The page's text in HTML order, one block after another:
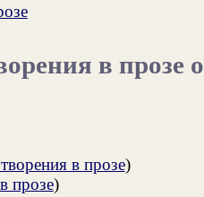
в прозе о
в прозе)
прозе)